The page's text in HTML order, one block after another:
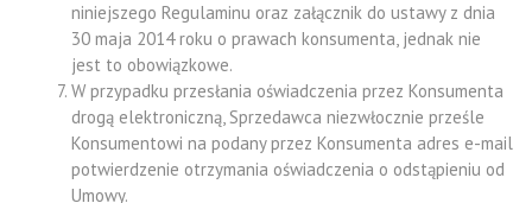
niniejszego Regulaminu oraz załącznik do ustawy z dnia
30 maja 2014 roku o prawach konsumenta, jednak nie
jest to obowiązkowe.
W przypadku przesłania oświadczenia przez Konsumenta
drogą elektroniczną, Sprzedawca niezwłocznie prześle
Konsumentowi na podany przez Konsumenta adres e-mail
potwierdzenie otrzymania oświadczenia o odstąpieniu od
Umowy.